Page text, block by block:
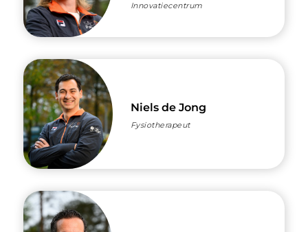
Innovatiecentrum
Niels de Jong
Fysiotherapeut